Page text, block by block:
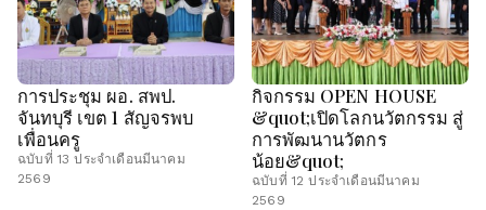
การประชุม ผอ. สพป.
จันทบุรี เขต 1 สัญจรพบ
เพื่อนครู
ฉบับที่ 13 ประจำเดือนมีนาคม
2569
กิจกรรม OPEN HOUSE
&quot;เปิดโลกนวัตกรรม สู่
การพัฒนานวัตกร
น้อย&quot;
ฉบับที่ 12 ประจำเดือนมีนาคม
2569